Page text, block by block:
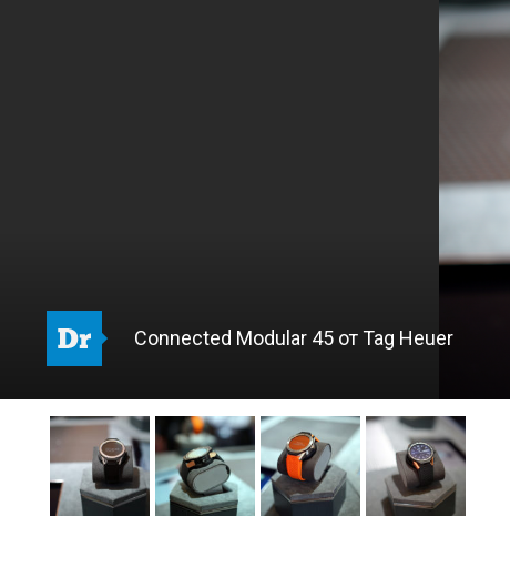
Connected Modular 45 от Tag Heuer